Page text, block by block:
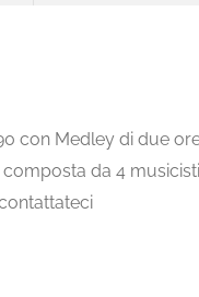
con Medley di due
da 4